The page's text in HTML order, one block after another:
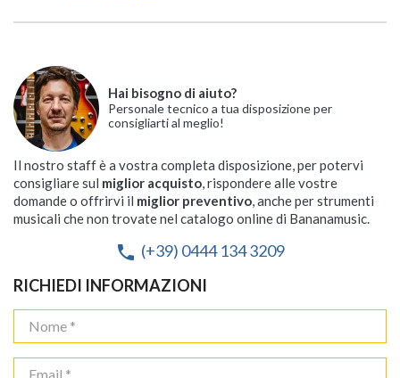
Hai bisogno di aiuto?
Personale tecnico a tua disposizione per
consigliarti al meglio!
Il nostro staff è a vostra completa disposizione, per potervi
consigliare sul miglior acquisto, rispondere alle vostre
domande o offrirvi il miglior preventivo, anche per strumenti
musicali che non trovate nel catalogo online di Bananamusic.
phone (+39) 0444 134 3209
RICHIEDI INFORMAZIONI